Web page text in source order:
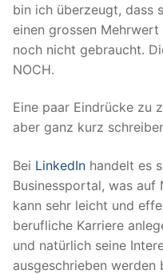
bin ich überzeugt, dass
einen grossen
noch nicht gebraucht.
NOCH.
Eine paar Eindrücke zu
aber ganz kurz
Bei LinkedIn handelt es
Businessportal, was auf
kann sehr leicht und
berufliche Karriere
und natürlich seine
ausgeschrieben